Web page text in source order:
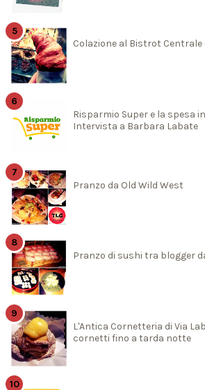
Colazione al Bistrot Centrale
Risparmio Super e la spesa
Intervista a Barbara Labate
Pranzo da Old Wild West
Pranzo di sushi tra blogger
L'Antica Cornetteria di Via
cornetti fino a tarda notte